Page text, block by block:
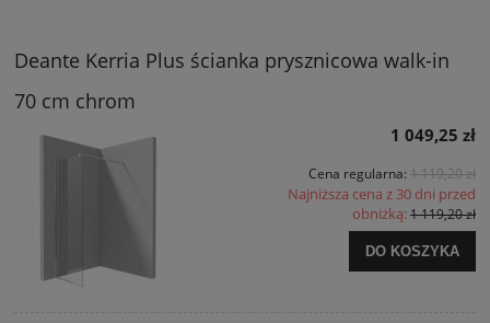
Deante Kerria Plus ścianka prysznicowa walk-in
70 cm chrom
1 049,25 zł
Cena regularna: 1 119,20 zł
Najniższa cena z 30 dni przed
obniżką:1 119,20 zł
DO KOSZYKA